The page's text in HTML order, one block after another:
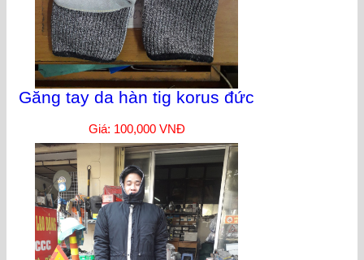
Găng tay da hàn tig korus đức
Giá: 100,000 VNĐ